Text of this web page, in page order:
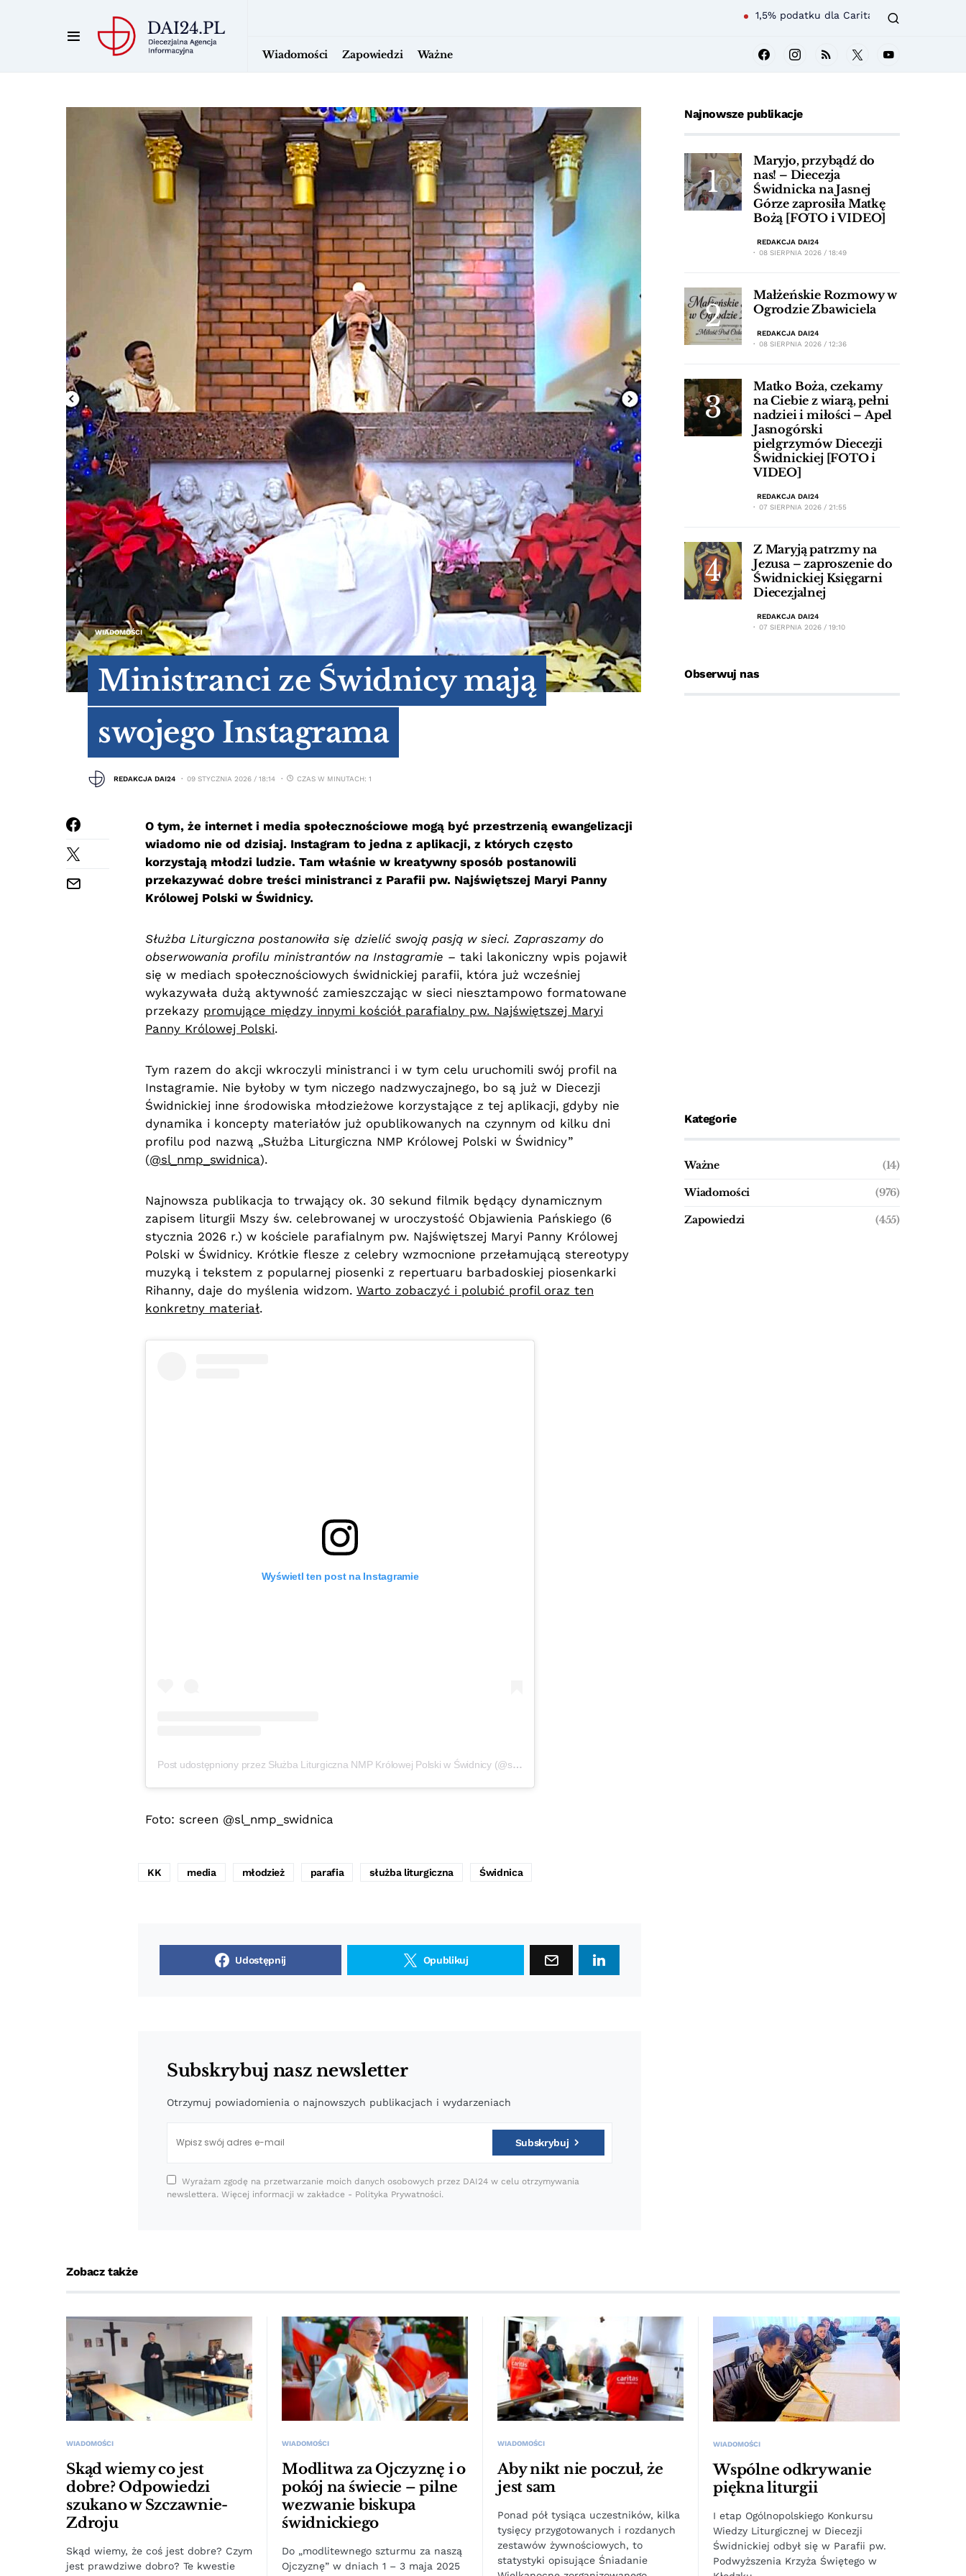
1,5% podatku dla Caritas Diecezji Świdnickiej –
Wiadomości Zapowiedzi Ważne
WIADOMOŚCI
Ministranci ze Świdnicy mają
swojego Instagrama
REDAKCJA DAI24 09 STYCZNIA 2026 / 18:14 CZAS W MINUTACH: 1
O tym, że internet i media społecznościowe mogą być przestrzenią ewangelizacji
wiadomo nie od dzisiaj. Instagram to jedna z aplikacji, z których często
korzystają młodzi ludzie. Tam właśnie w kreatywny sposób postanowili
przekazywać dobre treści ministranci z Parafii pw. Najświętszej Maryi Panny
Królowej Polski w Świdnicy.
Służba Liturgiczna postanowiła się dzielić swoją pasją w sieci. Zapraszamy do
obserwowania profilu ministrantów na Instagramie – taki lakoniczny wpis pojawił
się w mediach społecznościowych świdnickiej parafii, która już wcześniej
wykazywała dużą aktywność zamieszczając w sieci niesztampowo formatowane
przekazy promujące między innymi kościół parafialny pw. Najświętszej Maryi
Panny Królowej Polski.
Tym razem do akcji wkroczyli ministranci i w tym celu uruchomili swój profil na
Instagramie. Nie byłoby w tym niczego nadzwyczajnego, bo są już w Diecezji
Świdnickiej inne środowiska młodzieżowe korzystające z tej aplikacji, gdyby nie
dynamika i koncepty materiałów już opublikowanych na czynnym od kilku dni
profilu pod nazwą „Służba Liturgiczna NMP Królowej Polski w Świdnicy”
(@sl_nmp_swidnica).
Najnowsza publikacja to trwający ok. 30 sekund filmik będący dynamicznym
zapisem liturgii Mszy św. celebrowanej w uroczystość Objawienia Pańskiego (6
stycznia 2026 r.) w kościele parafialnym pw. Najświętszej Maryi Panny Królowej
Polski w Świdnicy. Krótkie flesze z celebry wzmocnione przełamującą stereotypy
muzyką i tekstem z popularnej piosenki z repertuaru barbadoskiej piosenkarki
Rihanny, daje do myślenia widzom. Warto zobaczyć i polubić profil oraz ten
konkretny materiał.
Wyświetl ten post na Instagramie
Post udostępniony przez Służba Liturgiczna NMP Królowej Polski w Świdnicy (@sl_nmp_swidnica)
Foto: screen @sl_nmp_swidnica
KK media młodzież parafia służba liturgiczna Świdnica
Udostępnij Opublikuj
Subskrybuj nasz newsletter
Otrzymuj powiadomienia o najnowszych publikacjach i wydarzeniach
Subskrybuj
Wyrażam zgodę na przetwarzanie moich danych osobowych przez DAI24 w celu otrzymywania
newslettera. Więcej informacji w zakładce - Polityka Prywatności.
Najnowsze publikacje
Maryjo, przybądź do
nas! – Diecezja
Świdnicka na Jasnej
Górze zaprosiła Matkę
Bożą [FOTO i VIDEO]
REDAKCJA DAI24
08 SIERPNIA 2026 / 18:49
Małżeńskie Rozmowy w
Ogrodzie Zbawiciela
REDAKCJA DAI24
08 SIERPNIA 2026 / 12:36
Matko Boża, czekamy
na Ciebie z wiarą, pełni
nadziei i miłości – Apel
Jasnogórski
pielgrzymów Diecezji
Świdnickiej [FOTO i
VIDEO]
REDAKCJA DAI24
07 SIERPNIA 2026 / 21:55
Z Maryją patrzmy na
Jezusa – zaproszenie do
Świdnickiej Księgarni
Diecezjalnej
REDAKCJA DAI24
07 SIERPNIA 2026 / 19:10
Obserwuj nas
Kategorie
Ważne (14)
Wiadomości (976)
Zapowiedzi (455)
Zobacz także
WIADOMOŚCI
Skąd wiemy co jest
dobre? Odpowiedzi
szukano w Szczawnie-
Zdroju
Skąd wiemy, że coś jest dobre? Czym
jest prawdziwe dobro? Te kwestie
WIADOMOŚCI
Modlitwa za Ojczyznę i o
pokój na świecie – pilne
wezwanie biskupa
świdnickiego
Do „modlitewnego szturmu za naszą
Ojczyznę” w dniach 1 – 3 maja 2025
WIADOMOŚCI
Aby nikt nie poczuł, że
jest sam
Ponad pół tysiąca uczestników, kilka
tysięcy przygotowanych i rozdanych
zestawów żywnościowych, to
statystyki opisujące Śniadanie
WIADOMOŚCI
Wspólne odkrywanie
piękna liturgii
I etap Ogólnopolskiego Konkursu
Wiedzy Liturgicznej w Diecezji
Świdnickiej odbył się w Parafii pw.
Podwyższenia Krzyża Świętego w